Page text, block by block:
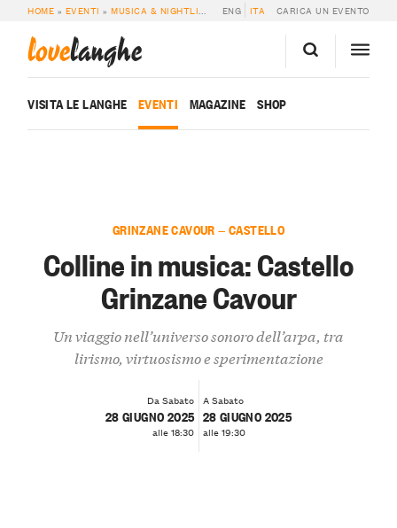
HOME » EVENTI »MUSICA & NIGHTLIFE COLLINE IN MUSICA: CASTELLO
ENG ITA CARICA UN EVENTO
lovelanghe
VISITA LE LANGHE EVENTI MAGAZINE SHOP
GRINZANE CAVOUR — CASTELLO
Colline in musica: Castello
Grinzane Cavour
Un viaggio nell’universo sonoro dell’arpa, tra
lirismo, virtuosismo e sperimentazione
Da Sabato
28 GIUGNO 2025
alle 18:30
A Sabato
28 GIUGNO 2025
alle 19:30